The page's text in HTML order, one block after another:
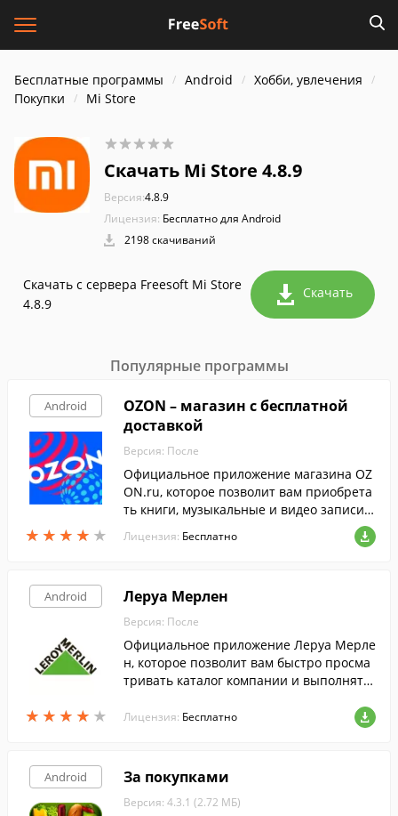
Бесплатные программы Android
Хобби, увлечения
Покупки
Mi Store
Скачать Mi Store 4.8.9
Версия:4.8.9
Лицензия: Бесплатно для Android
2198 скачиваний
Скачать с сервера Freesoft Mi Store
4.8.9
Скачать
Популярные программы
Android
★ ★ ★ ★ ★
★ ★ ★ ★ ★
OZON – магазин с бесплатной
доставкой
Версия: После
Официальное приложение магазина OZ
ON.ru, которое позволит вам приобрета
ть книги, музыкальные и видео записи,
игры, товары для дома и детей, космети
ку, ювелирные изделия и многое другое.
Лицензия: Бесплатно
Android
★ ★ ★ ★ ★
★ ★ ★ ★ ★
Леруа Мерлен
Версия: После
Официальное приложение Леруа Мерле
н, которое позволит вам быстро просма
тривать каталог компании и выполнять
Лицензия: Бесплатно
Android За покупками
Версия: 4.3.1 (2.72 МБ)